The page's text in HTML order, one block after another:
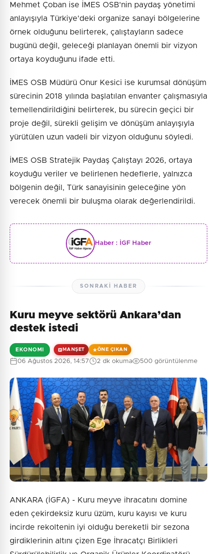
Mehmet Çoban ise İMES OSB'nin paydaş yönetimi
anlayışıyla Türkiye'deki organize sanayi bölgelerine
örnek olduğunu belirterek, çalıştayların sadece
bugünü değil, geleceği planlayan önemli bir vizyon
ortaya koyduğunu ifade etti.
İMES OSB Müdürü Onur Kesici ise kurumsal dönüşüm
sürecinin 2018 yılında başlatılan envanter çalışmasıyla
temellendirildiğini belirterek, bu sürecin geçici bir
proje değil, sürekli gelişim ve dönüşüm anlayışıyla
yürütülen uzun vadeli bir vizyon olduğunu söyledi.
İMES OSB Stratejik Paydaş Çalıştayı 2026, ortaya
koyduğu veriler ve belirlenen hedeflerle, yalnızca
bölgenin değil, Türk sanayisinin geleceğine yön
verecek önemli bir buluşma olarak değerlendirildi.
Haber : İGF Haber
SONRAKI HABER
Kuru meyve sektörü Ankara’dan
destek istedi
EKONOMI MANŞET ÖNE ÇIKAN
06 Ağustos 2026, 14:57 2 dk okuma 500 görüntülenme
ANKARA (İGFA) - Kuru meyve ihracatını domine
eden çekirdeksiz kuru üzüm, kuru kayısı ve kuru
incirde rekoltenin iyi olduğu bereketli bir sezona
girdiklerinin altını çizen Ege İhracatçı Birlikleri